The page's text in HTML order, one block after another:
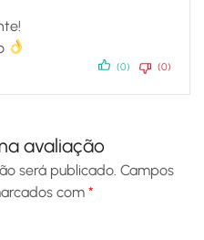
(0) (0)
avaliação
será publicado. Campos
com *